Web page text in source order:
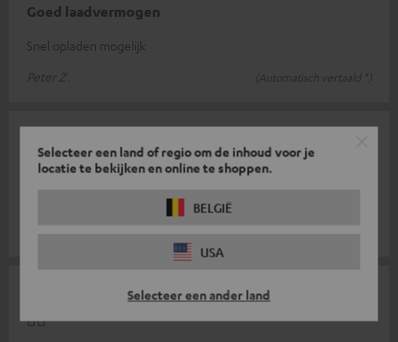
Selecteer een land of regio om de inhoud voor je
locatie te bekijken en online te shoppen.
BELGIË
USA
Selecteer een ander land
Goed laadvermogen
Snel opladen mogelijk
Peter Z.
(Automatisch vertaald *)
Top!
Ideaal om je koptelefoon op te laden!
👍🏻